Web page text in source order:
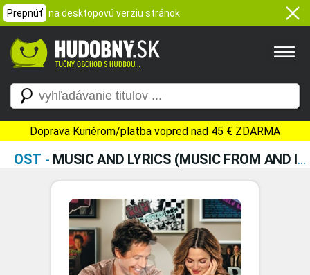
Prepnúť na desktopovú verziu stránok
Doprava Kuriérom/platba vopred nad 45 € ZDARMA
OST - MUSIC AND LYRICS (MUSIC FROM AND INSPIRED BY THE MOTION PICTURE)